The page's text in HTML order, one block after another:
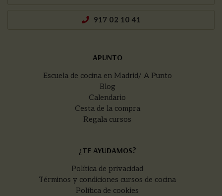
917 02 10 41
APUNTO
Escuela de cocina en Madrid/ A Punto
Blog
Calendario
Cesta de la compra
Regala cursos
¿TE AYUDAMOS?
Política de privacidad
Términos y condiciones cursos de cocina
Política de cookies